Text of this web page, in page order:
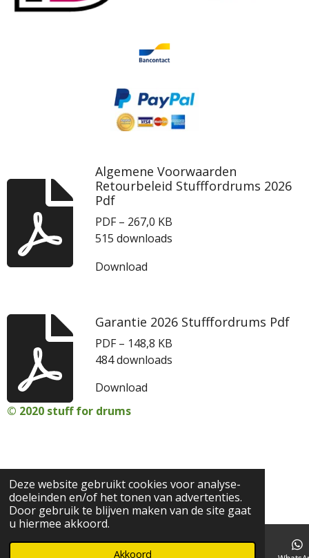
Deze website gebruikt cookies voor analyse-
doeleinden en/of het tonen van advertenties.
Door gebruik te blijven maken van de site gaat
u hiermee akkoord.
Akkoord
Algemene Voorwaarden
Retourbeleid Stufffordrums 2026
Pdf
PDF – 267,0 KB
515 downloads
Download
Garantie 2026 Stufffordrums Pdf
PDF – 148,8 KB
484 downloads
Download
© 2020 stuff for drums